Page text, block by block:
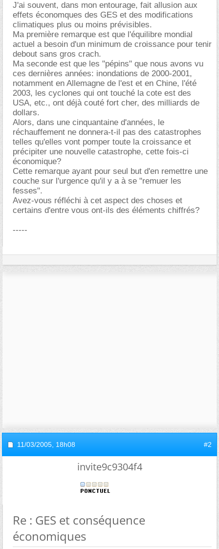
J'ai souvent, dans mon entourage, fait allusion aux
effets économques des GES et des modifications
climatiques plus ou moins prévisibles.
Ma première remarque est que l'équilibre mondial
actuel a besoin d'un minimum de croissance pour tenir
debout sans gros crach.
Ma seconde est que les "pépins" que nous avons vu
ces dernières années: inondations de 2000-2001,
notamment en Allemagne de l'est et en Chine, l'été
2003, les cyclones qui ont touché la cote est des
USA, etc., ont déjà couté fort cher, des milliards de
dollars.
Alors, dans une cinquantaine d'années, le
réchauffement ne donnera-t-il pas des catastrophes
telles qu'elles vont pomper toute la croissance et
précipiter une nouvelle catastrophe, cette fois-ci
économique?
Cette remarque ayant pour seul but d'en remettre une
couche sur l'urgence qu'il y a à se "remuer les
fesses".
Avez-vous réfléchi à cet aspect des choses et
certains d'entre vous ont-ils des éléments chiffrés?
-----
11/03/2005, 18h08 #2
invite9c9304f4
Re : GES et conséquence
économiques